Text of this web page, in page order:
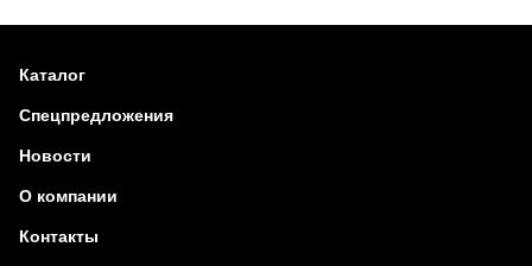
Каталог
Спецпредложения
Новости
О компании
Контакты